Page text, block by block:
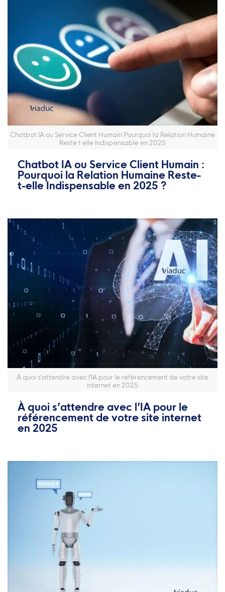
Chatbot IA ou Service Client Humain Pourquoi la Relation Humaine
Reste t elle Indispensable en 2025
Chatbot IA ou Service Client Humain :
Pourquoi la Relation Humaine Reste-
t-elle Indispensable en 2025 ?
À quoi s'attendre avec l'IA pour le référencement de votre site
internet en 2025
À quoi s’attendre avec l’IA pour le
référencement de votre site internet
en 2025